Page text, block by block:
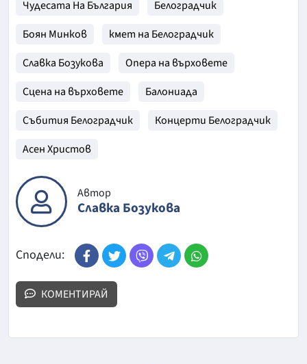
Чудесата На България
Белоградчик
Боян Минков
кмет на Белоградчик
Славка Бозукова
Опера на върховете
Сцена на върховете
Балониада
Събития Белоградчик
Концерти Белоградчик
Асен Христов
Автор
Славка Бозукова
Сподели:
КОМЕНТИРАЙ